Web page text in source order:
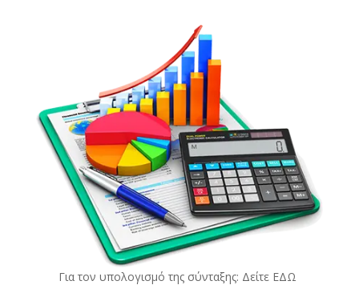
Για τον υπολογισμό της σύνταξης: Δείτε ΕΔΩ